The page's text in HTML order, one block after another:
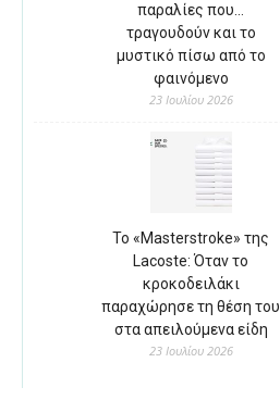
παραλίες που…
τραγουδούν και το
μυστικό πίσω από το
φαινόμενο
23 Ιουλίου 2026
Το «Masterstroke» της
Lacoste: Όταν το
κροκοδειλάκι
παραχώρησε τη θέση του
στα απειλούμενα είδη
23 Ιουλίου 2026